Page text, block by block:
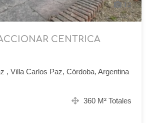
12
CENTRICA
, Villa Carlos Paz, Córdoba, Argentina
360 M² Totales